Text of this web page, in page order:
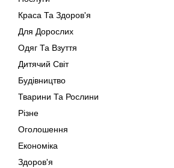
Краса Та Здоров'я
Для Дорослих
Одяг Та Взуття
Дитячий Світ
Будівництво
Тварини Та Рослини
Різне
Оголошення
Економіка
Здоров'я